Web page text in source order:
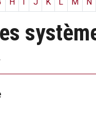
H J K L M N